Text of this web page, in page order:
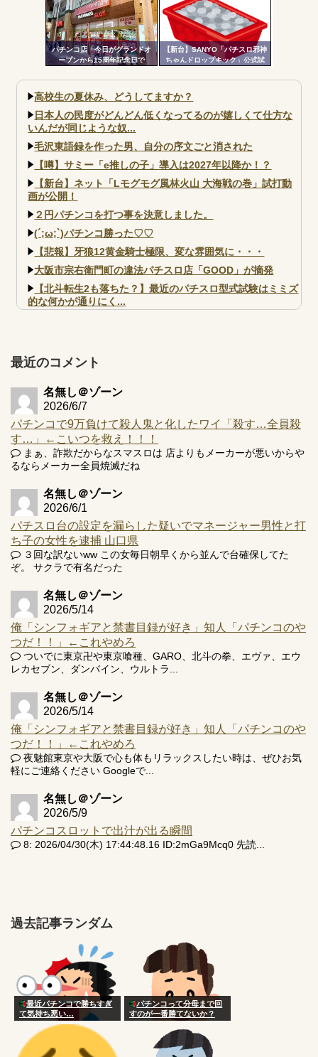
パチンコ店「今日がグランドオ
ープンから15周年記念日で
す」
【新台】SANYO「パチスロ邪神
ちゃんドロップキック」公式試
いなｗｗｗ
高校生の夏休み、どうしてますか？
日本人の民度がどんどん低くなってるのが嬉しくて仕方な
いんだが同じような奴...
毛沢東語録を作った男、自分の序文ごと消された
【噂】サミー「e推しの子」導入は2027年以降か！？
【新台】ネット「Lモグモグ風林火山 大海戦の巻」試打動
画が公開！
２円パチンコを打つ事を決意しました。
(´;ω;`)パチンコ勝った♡♡
【悲報】牙狼12黄金騎士極限、変な雰囲気に・・・
大阪市宗右衛門町の違法パチスロ店「GOOD」が摘発
【北斗転生2も落ちた？】最近のパチスロ型式試験はミミズ
的な何かが通りにく...
井の軽い絆？
Powered by livedoor 相互RSS
最近のコメント
名無し＠ゾーン
2026/6/7
パチンコで9万負けて殺人鬼と化したワイ「殺す…全員殺
す…」←こいつを救え！！！
まぁ、詐欺だからなスマスロは 店よりもメーカーが悪いからや
るならメーカー全員焼滅だね
名無し＠ゾーン
2026/6/1
パチスロ台の設定を漏らした疑いでマネージャー男性と打
ち子の女性を逮捕 山口県
３回な訳ないww この女毎日朝早くから並んで台確保してた
ぞ。 サクラで有名だった
名無し＠ゾーン
2026/5/14
俺「シンフォギアと禁書目録が好き」知人「パチンコのや
つだ！！」←これやめろ
ついでに東京卍や東京喰種、GARO、北斗の拳、エヴァ、エウ
レカセブン、ダンバイン、ウルトラ...
名無し＠ゾーン
2026/5/14
俺「シンフォギアと禁書目録が好き」知人「パチンコのや
つだ！！」←これやめろ
夜魅館東京や大阪で心も体もリラックスしたい時は、ぜひお気
軽にご連絡ください Googleで...
名無し＠ゾーン
2026/5/9
パチンコスロットで出汁が出る瞬間
8: 2026/04/30(木) 17:44:48.16 ID:2mGa9Mcq0 先読...
過去記事ランダム
最近パチンコで勝ちすぎ
て気持ち悪い…
パチンコって分母まで回
すのが一番勝てないか？